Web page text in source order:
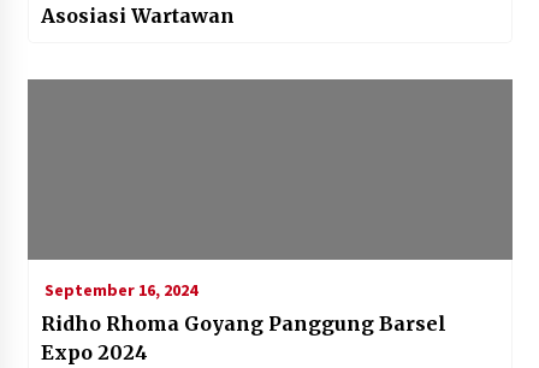
Asosiasi Wartawan
September 16, 2024
Ridho Rhoma Goyang Panggung Barsel
Expo 2024